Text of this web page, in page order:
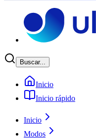
Buscar...
Inicio
Inicio rápido
Inicio
Modos